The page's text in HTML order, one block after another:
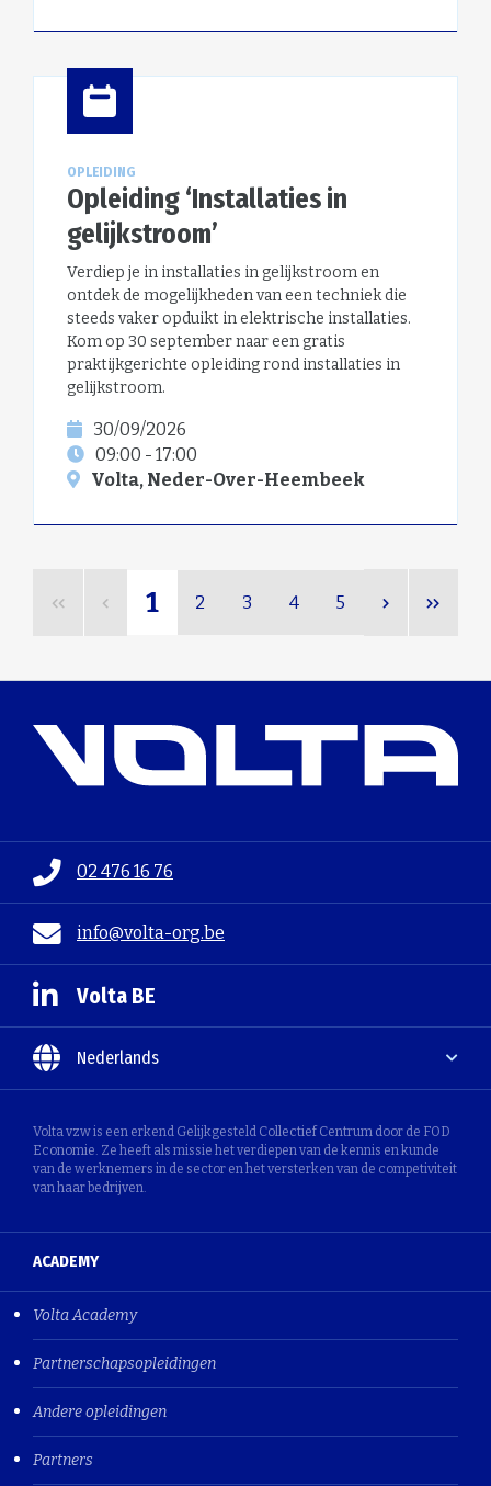
OPLEIDING
Opleiding ‘Installaties in
gelijkstroom’
Verdiep je in installaties in gelijkstroom en
ontdek de mogelijkheden van een techniek die
steeds vaker opduikt in elektrische installaties.
Kom op 30 september naar een gratis
praktijkgerichte opleiding rond installaties in
gelijkstroom.
30/09/2026
09:00 - 17:00
Volta, Neder-Over-Heembeek
1 2 3 4 5
02 476 16 76
info@volta-org.be
Volta vzw is een erkend Gelijkgesteld Collectief Centrum door de FOD
Economie. Ze heeft als missie het verdiepen van de kennis en kunde
van de werknemers in de sector en het versterken van de competiviteit
van haar bedrijven.
Volta BE
Nederlands
ACADEMY
Volta Academy
Partnerschapsopleidingen
Andere opleidingen
Partners